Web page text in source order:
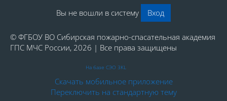
Вы не вошли в систему Вход
© ФГБОУ ВО Сибирская пожарно-спасательная академия
ГПС МЧС России, 2026 | Все права защищены
На базе СЭО 3KL
Скачать мобильное приложение
Переключить на стандартную тему